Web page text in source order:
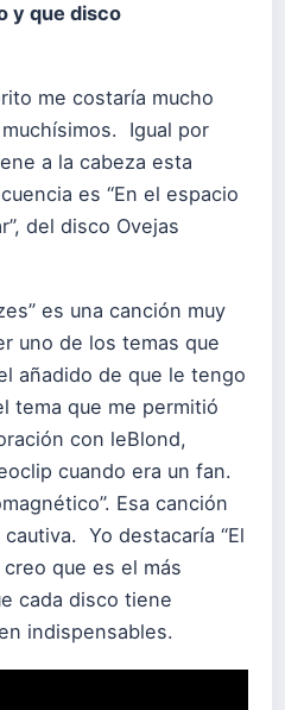
y que disco
me costaría mucho
Igual por
a la cabeza esta
es “En el espacio
del disco Ovejas
es una canción muy
uno de los temas que
añadido de que le tengo
tema que me permitió
con leBlond,
cuando era un fan.
Esa canción
Yo destacaría “El
que es el más
cada disco tiene
indispensables.